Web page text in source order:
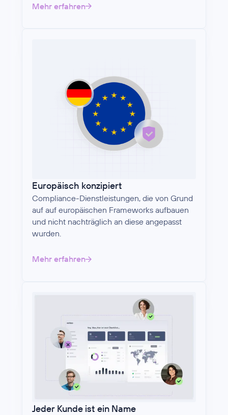
Mehr erfahren
Europäisch konzipiert
Compliance-Dienstleistungen, die von Grund
auf auf europäischen Frameworks aufbauen
und nicht nachträglich an diese angepasst
wurden.
Mehr erfahren
Jeder Kunde ist ein Name